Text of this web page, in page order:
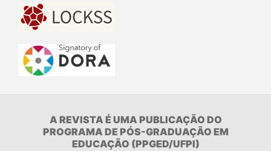
A REVISTA É UMA PUBLICAÇÃO DO
PROGRAMA DE PÓS-GRADUAÇÃO EM
EDUCAÇÃO (PPGED/UFPI)